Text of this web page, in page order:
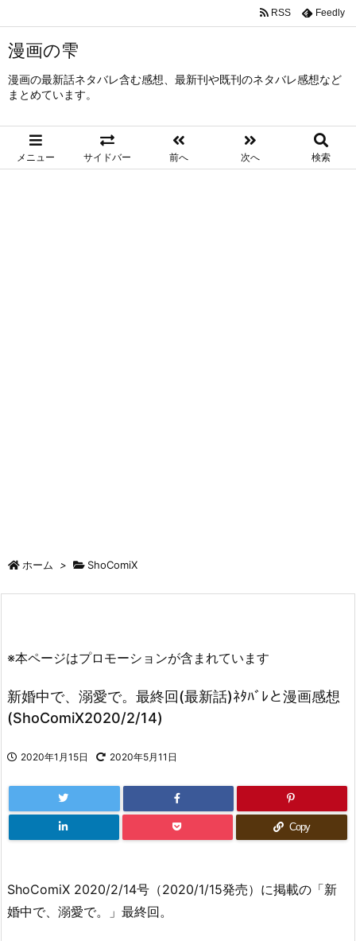
漫画の雫
漫画の最新話ネタバレ含む感想、最新刊や既刊のネタバレ感想など
まとめています。
メニュー サイドバー 前へ 次へ 検索
RSS Feedly
ホーム > ShoComiX
※本ページはプロモーションが含まれています
新婚中で、溺愛で。最終回(最新話)ﾈﾀﾊﾞﾚと漫画感想
(ShoComiX2020/2/14)
2020年1月15日 2020年5月11日
Copy
ShoComiX 2020/2/14号（2020/1/15発売）に掲載の「新
婚中で、溺愛で。」最終回。